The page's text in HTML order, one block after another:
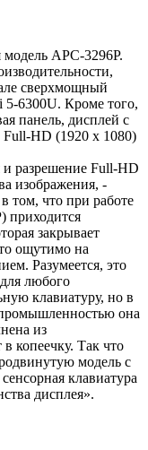
APC-3296P.
сверхмощный
5-6300U. Кроме того,
панель, дисплей с
HD (1920 х 1080)
и разрешение Full-HD
изображения, -
том, что при работе
приходится
закрывает
ощутимо на
Разумеется, это
любого
клавиатуру, но в
она
из
копеечку. Так что
модель с
клавиатура
дисплея».